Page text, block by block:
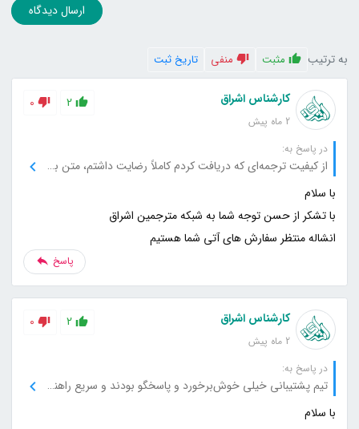
ارسال دیدگاه
به ترتیب مثبت منفی تاریخ ثبت
کارشناس اشراق
2 ماه پیش
2
0
در پاسخ به:
از کیفیت ترجمه‌ای که دریافت کردم کاملاً رضایت داشتم، متن بسیار روان و حرفه‌ای بود.
انشاله منتظر سفارش های آتی شما هستیم
پاسخ
کارشناس اشراق
2 ماه پیش
2
0
در پاسخ به:
تیم پشتیبانی خیلی خوش‌برخورد و پاسخگو بودند و سریع راهنمایی کردند.